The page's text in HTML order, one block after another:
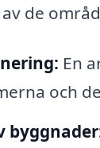
de
En
och